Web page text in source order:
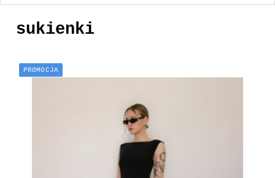
sukienki
PROMOCJA